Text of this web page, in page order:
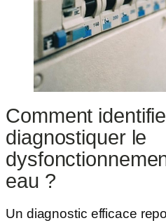
Comment
diagnostiquer le
eau ?
Un diagnostic efficace